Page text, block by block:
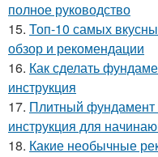
полное руководство
15. Топ-10 самых
обзор и рекомендации
16. Как сделать
инструкция
17. Плитный фундамент
инструкция для
18. Какие необычные